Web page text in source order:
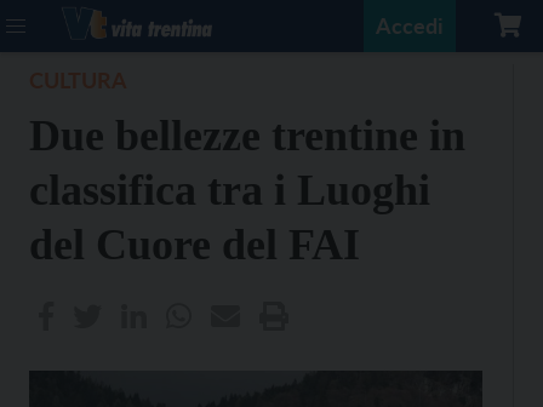
Accedi
Due bellezze trentine in
classifica tra i Luoghi
del Cuore del FAI